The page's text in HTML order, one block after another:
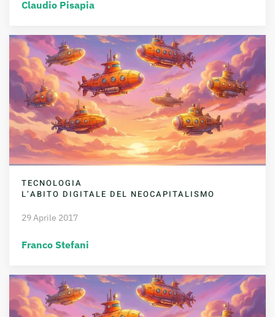
Claudio Pisapia
TECNOLOGIA
L’ABITO DIGITALE DEL NEOCAPITALISMO
29 Aprile 2017
Franco Stefani